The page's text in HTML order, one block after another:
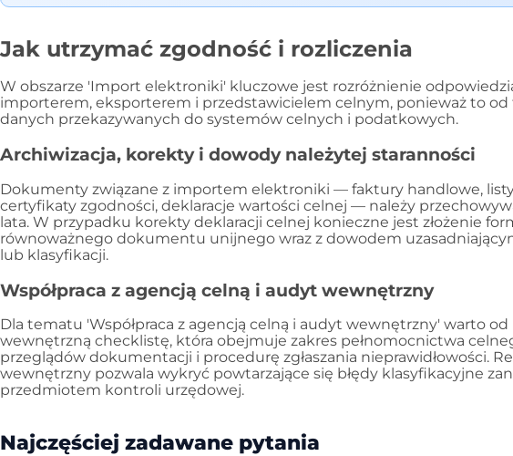
Jak utrzymać zgodność i rozliczenia
W obszarze 'Import elektroniki' kluczowe jest rozróżnienie
importerem, eksporterem i przedstawicielem celnym, ponieważ to od
danych przekazywanych do systemów celnych i podatkowych.
Archiwizacja, korekty i dowody należytej staranności
Dokumenty związane z importem elektroniki — faktury handlowe,
certyfikaty zgodności, deklaracje wartości celnej — należy
lata. W przypadku korekty deklaracji celnej konieczne jest złożenie
równoważnego dokumentu unijnego wraz z dowodem
lub klasyfikacji.
Współpraca z agencją celną i audyt wewnętrzny
Dla tematu 'Współpraca z agencją celną i audyt wewnętrzny' warto
wewnętrzną checklistę, która obejmuje zakres pełnomocnictwa
przeglądów dokumentacji i procedurę zgłaszania nieprawidłowości.
wewnętrzny pozwala wykryć powtarzające się błędy klasyfikacyjne
przedmiotem kontroli urzędowej.
Najczęściej zadawane pytania